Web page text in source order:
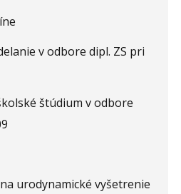
v odbore dipl. ZS pri
štúdium v odbore
urodynamické vyšetrenie